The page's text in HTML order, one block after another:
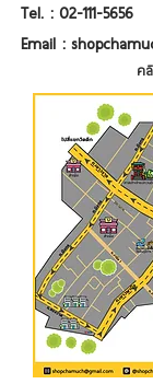
Tel. : 02-111-5656
Email :
ค